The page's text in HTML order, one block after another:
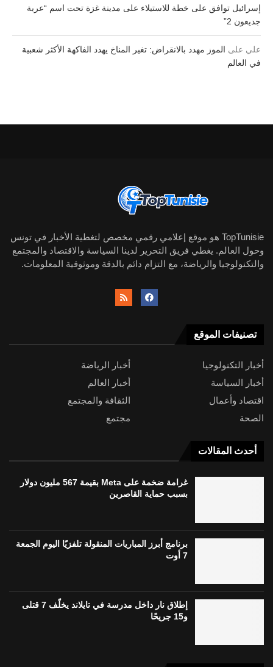
إسرائيل توافق على خطة للاستيلاء على مدينة غزة تحت اسم “عربة
جديعون 2”
علي على الموز مهدد بالانقراض: تغير المناخ يهدد الفاكهة الأكثر شعبية
في العالم
TopTunisie هو موقع إعلامي رقمي مخصص لتغطية الأخبار في تونس
وحول العالم. يغطي فريق التحرير لدينا السياسة والاقتصاد والمجتمع
والتكنولوجيا والرياضة، مع التزام دائم بالدقة وموثوقية المعلومات.
تصنيفات الموقع
أخبار التكنولوجيا
أخبار الرياضة
أخبار السياسة
أخبار العالم
اقتصاد وأعمال
الثقافة والمجتمع
الصحة
مجتمع
أحدث المقالات
غرامة ضخمة على Meta بقيمة 567 مليون دولار
بسبب حماية القاصرين
برنامج أبرز المباريات المنقولة تلفزيًا اليوم الجمعة
7 أوت
إطلاق نار داخل مدرسة في تايلاند يخلّف 7 قتلى
و15 جريحًا